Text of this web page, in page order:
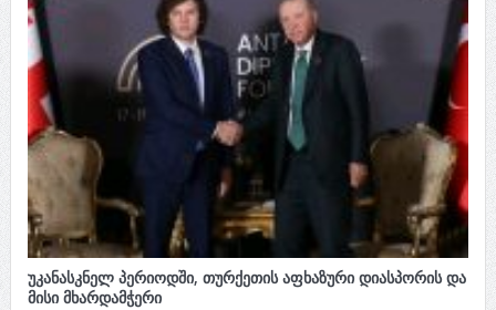
უკანასკნელ პერიოდში, თურქეთის აფხაზური დიასპორის და
მისი მხარდამჭერი